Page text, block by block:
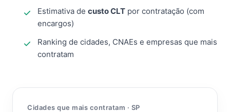
Estimativa de custo CLT por contratação (com
encargos)
Ranking de cidades, CNAEs e empresas que mais
contratam
Cidades que mais contratam · SP